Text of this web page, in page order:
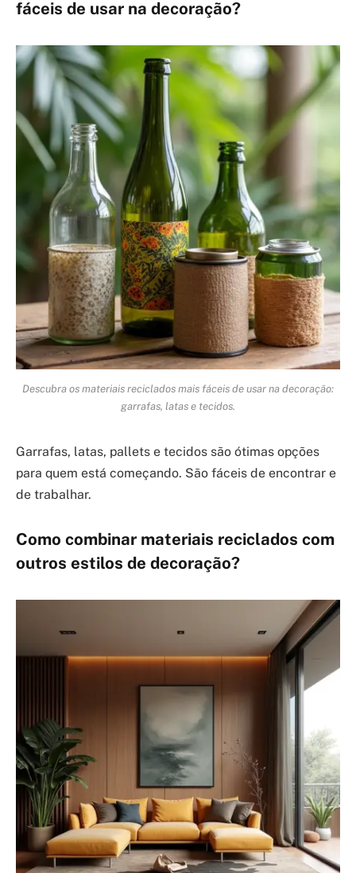
fáceis de usar na decoração?
Descubra os materiais reciclados mais fáceis de usar na decoração:
garrafas, latas e tecidos.
Garrafas, latas, pallets e tecidos são ótimas opções
para quem está começando. São fáceis de encontrar e
de trabalhar.
Como combinar materiais reciclados com
outros estilos de decoração?